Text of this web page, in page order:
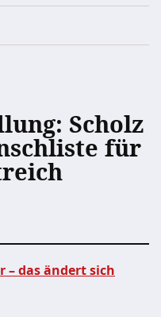
Scholz
für
– das ändert sich